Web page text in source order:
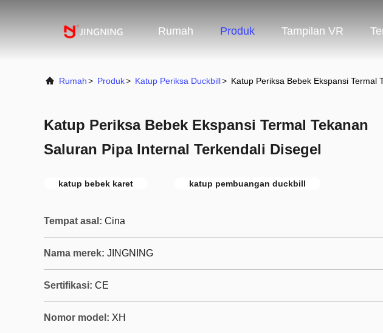
Rumah Produk Tampilan VR
Rumah> Produk> Katup Periksa Duckbill> Katup Periksa Bebek Ekspansi Termal
Katup Periksa Bebek Ekspansi Termal Tekanan
Saluran Pipa Internal Terkendali Disegel
katup bebek karet katup pembuangan duckbill
Tempat asal: Cina
Nama merek: JINGNING
Sertifikasi: CE
Nomor model: XH